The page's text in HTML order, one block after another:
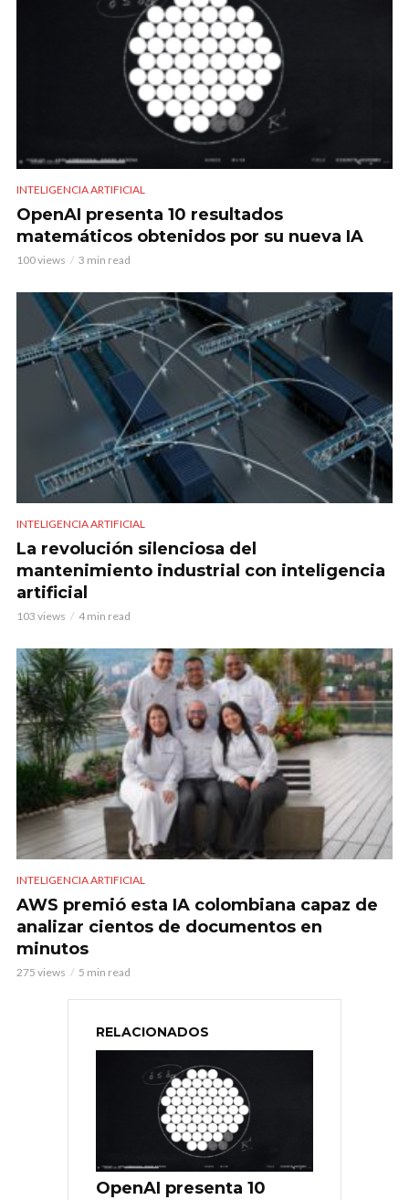
INTELIGENCIA ARTIFICIAL
OpenAI presenta 10 resultados
matemáticos obtenidos por su nueva IA
100 views 3 min read
INTELIGENCIA ARTIFICIAL
La revolución silenciosa del
mantenimiento industrial con inteligencia
artificial
103 views 4 min read
INTELIGENCIA ARTIFICIAL
AWS premió esta IA colombiana capaz de
analizar cientos de documentos en
minutos
275 views 5 min read
RELACIONADOS
OpenAI presenta 10